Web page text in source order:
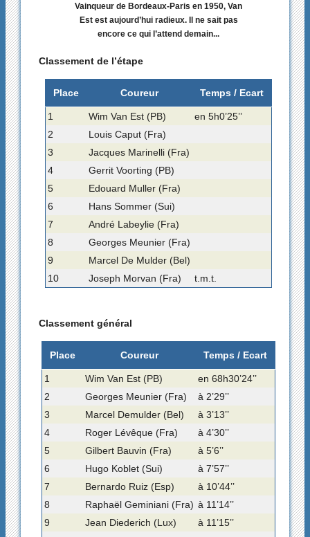
Vainqueur de Bordeaux-Paris en 1950, Van
Est est aujourd’hui radieux. Il ne sait pas
encore ce qui l’attend demain...
Classement de l’étape
Place Coureur Temps / Ecart
1 Wim Van Est (PB)
en 5h0’25’’
2
Louis Caput (Fra)
3
Jacques Marinelli (Fra)
4
Gerrit Voorting (PB)
5
Edouard Muller (Fra)
6
Hans Sommer (Sui)
7
André Labeylie (Fra)
8
Georges Meunier (Fra)
9
Marcel De Mulder (Bel)
10
Joseph Morvan (Fra) t.m.t.
Classement général
Place Coureur Temps / Ecart
1 Wim Van Est (PB)
en 68h30’24’’
2
Georges Meunier (Fra)
à 2’29’’
3
Marcel Demulder (Bel)
à 3’13’’
4
Roger Lévêque (Fra)
à 4’30’’
5
Gilbert Bauvin (Fra)
à 5’6’’
6
Hugo Koblet (Sui)
à 7’57’’
7
Bernardo Ruiz (Esp)
à 10’44’’
8
Raphaël Geminiani (Fra) à 11’14’’
9
Jean Diederich (Lux)
à 11’15’’